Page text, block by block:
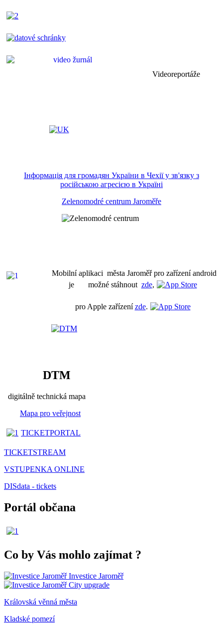
Videoreportáže
Інформація для громадян України в Чехії у зв'язку з
російською агресією в Україні
Zelenomodré centrum Jaroměře
Mobilní aplikaci města Jaroměř pro zařízení android
je možné stáhnout zde,
pro Apple zařízenízde.
DTM
digitálně technická mapa
Mapa pro veřejnost
TICKETPORTAL
TICKETSTREAM
VSTUPENKA ONLINE
DISdata - tickets
Portál občana
Co by Vás mohlo zajímat ?
Investice Jaroměř
City upgrade
Královská věnná města
Kladské pomezí